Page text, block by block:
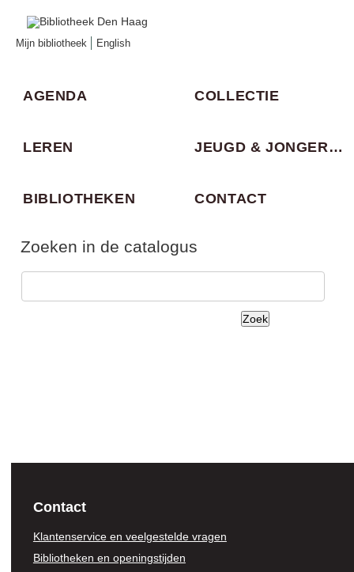
Mijn bibliotheek English
AGENDA COLLECTIE
LEREN JEUGD & JONGEREN
BIBLIOTHEKEN CONTACT
Zoeken in de catalogus
Contact
Klantenservice en veelgestelde vragen
Bibliotheken en openingstijden